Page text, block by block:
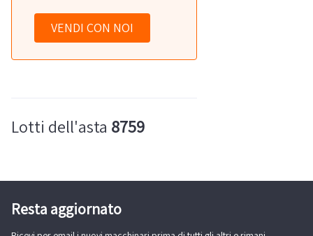
VENDI CON NOI
Lotti dell'asta 8759
Resta aggiornato